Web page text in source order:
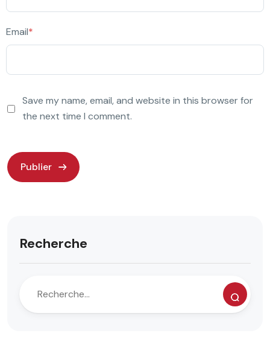
Email*
Save my name, email, and website in this browser for
the next time I comment.
Recherche